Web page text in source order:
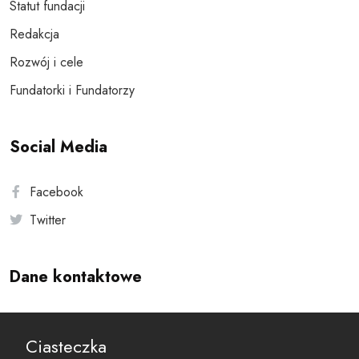
Statut fundacji
Redakcja
Rozwój i cele
Fundatorki i Fundatorzy
Social Media
Facebook
Twitter
Dane kontaktowe
reset@resetobywatelski.pl
Ciasteczka